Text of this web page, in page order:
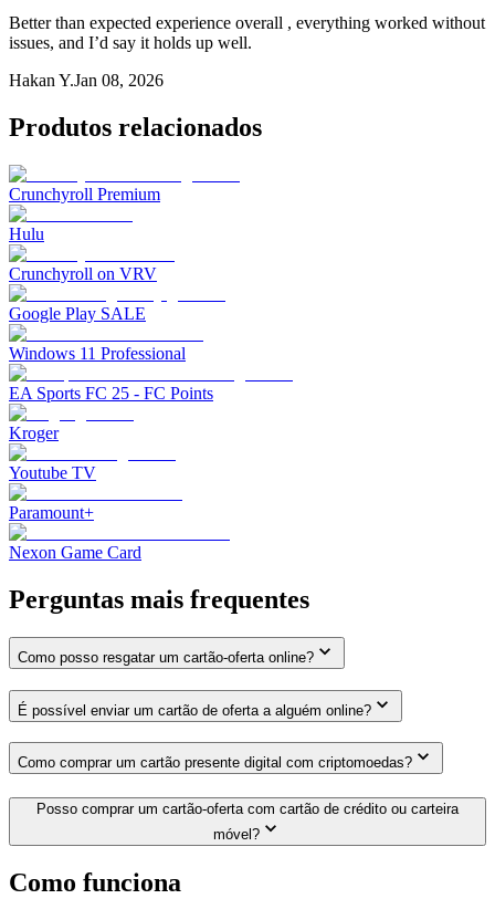
Better than expected experience overall , everything worked without
issues, and I’d say it holds up well.
Hakan Y.Jan 08, 2026
Produtos relacionados
Crunchyroll Premium
Hulu
Crunchyroll on VRV
Google Play SALE
Windows 11 Professional
EA Sports FC 25 - FC Points
Kroger
Youtube TV
Paramount+
Nexon Game Card
Perguntas mais frequentes
Como posso resgatar um cartão-oferta online?
É possível enviar um cartão de oferta a alguém online?
Como comprar um cartão presente digital com criptomoedas?
Posso comprar um cartão-oferta com cartão de crédito ou carteira
móvel?
Como funciona